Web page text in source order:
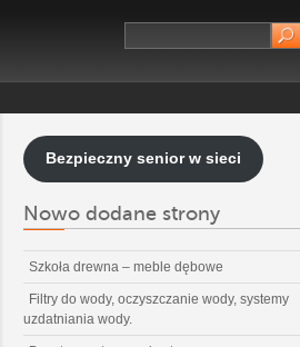
Bezpieczny senior w sieci
Nowo dodane strony
Szkoła drewna – meble dębowe
Filtry do wody, oczyszczanie wody, systemy
uzdatniania wody.